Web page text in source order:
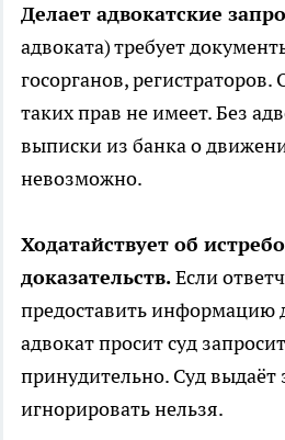
Делает адвокатские
адвоката) требует
госорганов,
таких прав не имеет. Без
выписки из банка о
невозможно.
Ходатайствует об
доказательств.Если
предоставить информацию
адвокат просит суд
принудительно. Суд выдаёт
игнорировать нельзя.